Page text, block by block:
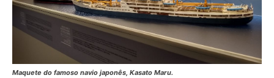
Maquete do famoso navio japonês, Kasato Maru.